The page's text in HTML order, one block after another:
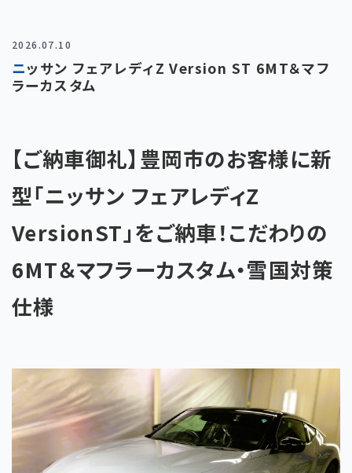
2026.07.10
ニッサン フェアレディZ Version ST 6MT＆マフ
ラーカスタム
【ご納車御礼】豊岡市のお客様に新
型「ニッサン フェアレディZ
VersionST」をご納車！こだわりの
6MT＆マフラーカスタム・雪国対策
仕様